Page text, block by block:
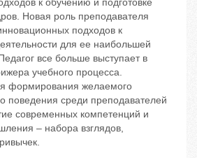
к обучению и подготовке
Новая роль преподавателя
подходов к
для ее наибольшей
все больше выступает в
учебного процесса.
формирования желаемого
поведения среди преподавателей
современных компетенций и
– набора взглядов,